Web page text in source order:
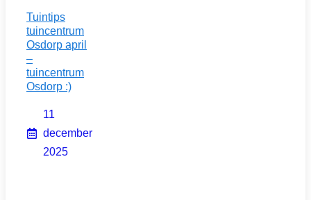
Tuintips
tuincentrum
Osdorp april
–
tuincentrum
Osdorp :)
11
december
2025